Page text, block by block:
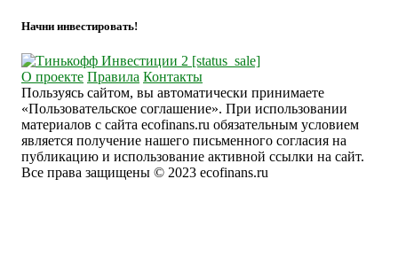
Начни инвестировать!
О проекте Правила Контакты
Пользуясь сайтом, вы автоматически принимаете
«Пользовательское соглашение». При использовании
материалов с сайта ecofinans.ru обязательным условием
является получение нашего письменного согласия на
публикацию и использование активной ссылки на сайт.
Все права защищены © 2023 ecofinans.ru